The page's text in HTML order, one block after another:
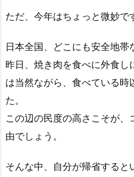
ただ、今年はちょっと微妙で
日本全国、どこにも安全地帯
昨日、焼き肉を食べに外食
は当然ながら、食べている時
た。
この辺の民度の高さこそが
由でしょう。
そんな中、自分が帰省すると